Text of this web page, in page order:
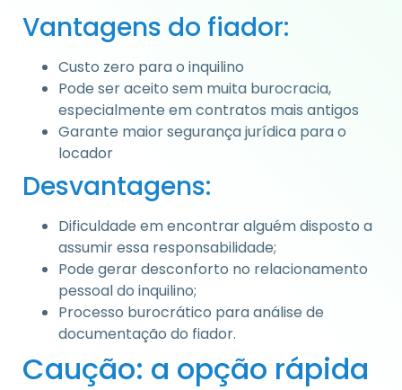
Vantagens do fiador:
Custo zero para o inquilino
Pode ser aceito sem muita burocracia,
especialmente em contratos mais antigos
Garante maior segurança jurídica para o
locador
Desvantagens:
Dificuldade em encontrar alguém disposto a
assumir essa responsabilidade;
Pode gerar desconforto no relacionamento
pessoal do inquilino;
Processo burocrático para análise de
documentação do fiador.
Caução: a opção rápida